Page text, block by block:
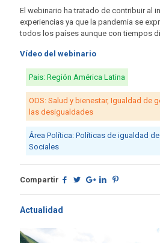
El webinario ha tratado de contribuir al
experiencias ya que la pandemia se
todos los países aunque con tiempos
Vídeo del webinario
Pais: Región América Latina
ODS: Salud y bienestar, Igualdad de
las desigualdades
Área Política: Políticas de igualdad
Sociales
Compartir
Actualidad